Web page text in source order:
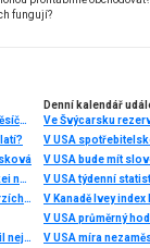
fungují?
🚀 FXstreet.cz & eToro přinášejí exkluzivní akci: Získejte 6měsíční členství ve VIP zóně ZDARMA
Léto v plném proudu, trhy také: Top 3 obchody traderů Fintokei na indexech a zlatě
Chamtivost a strach: Největší cenové pohyby na finančních trzích (červenec 2026)
Stvořil elitní klub, kde Ameriku obral o 65 miliard. Madoff řídil největší Ponzi dějin
Denní kalendář
Ve Švýcarsku
V USA
V USA bude mít
V USA týdenní
V Kanadě Ivey index
V USA průměrný
V USA míra